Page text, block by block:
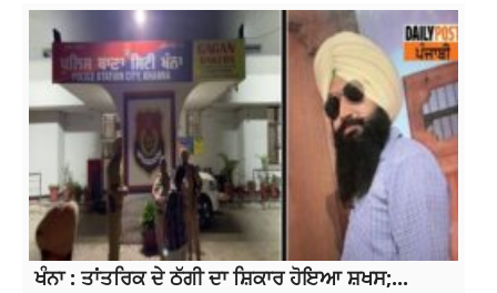
ਖੰਨਾ : ਤਾਂਤਰਿਕ ਦੇ ਠੱਗੀ ਦਾ ਸ਼ਿਕਾਰ ਹੋਇਆ ਸ਼ਖਸ;...